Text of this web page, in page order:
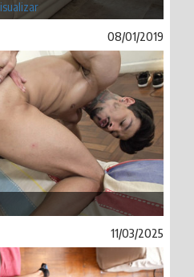
08/01/2019
11/03/2025